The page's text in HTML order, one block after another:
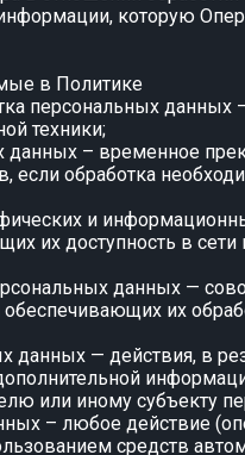
которую
в Политике
персональных
техники;
данных – временное
если обработка
и
их доступность в сети
данных —
их
данных — действия, в
или иному субъекту
– любое действие
средств